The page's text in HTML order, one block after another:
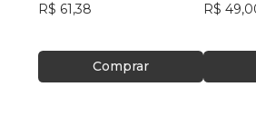
R$ 61,38
Comprar
R$